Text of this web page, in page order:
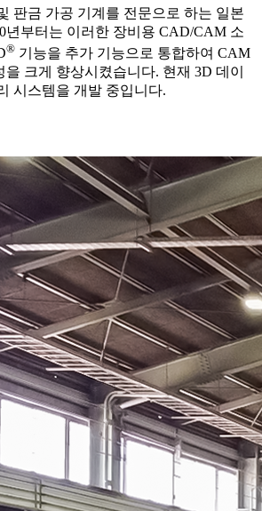
판금 가공 기계를 전문으로 하는 일본
년부터는 이러한 장비용 CAD/CAM 소
® 기능을 추가 기능으로 통합하여 CAM
크게 향상시켰습니다. 현재 3D 데이
시스템을 개발 중입니다.